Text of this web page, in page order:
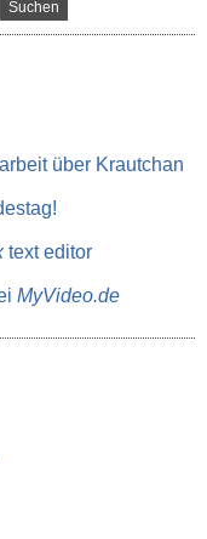
über Krautchan
text editor
MyVideo.de